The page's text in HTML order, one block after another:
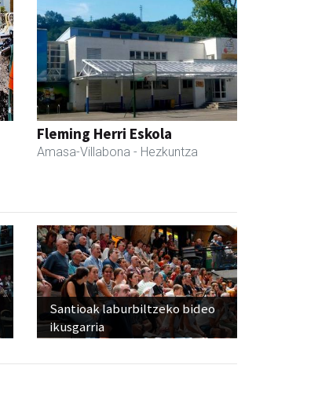
Fleming Herri Eskola
Amasa-Villabona - Hezkuntza
Santioak laburbiltzeko bideo
ikusgarria